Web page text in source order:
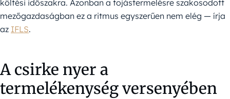
költési időszakra. Azonban a tojástermelésre szakosodott
mezőgazdaságban ez a ritmus egyszerűen nem elég — írja
az IFLS.
A csirke nyer a
termelékenység versenyében